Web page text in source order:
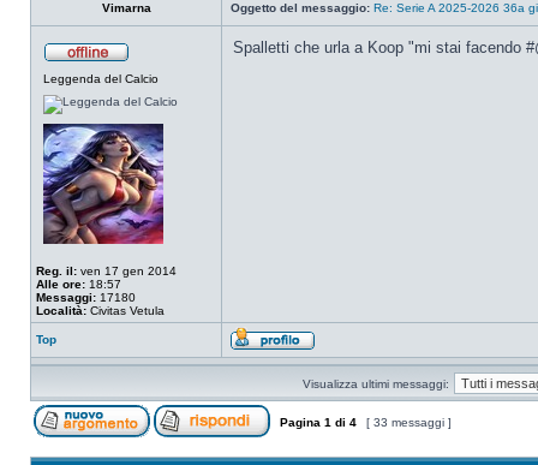
Vimarna Oggetto del messaggio: Re: Serie A 2025-2026 36a
Leggenda del Calcio
Reg. il: ven 17 gen 2014
Alle ore: 18:57
Messaggi: 17180
Località: Civitas Vetula
Spalletti che urla a Koop "mi stai facendo
Top
Visualizza ultimi messaggi:
Pagina 1 di 4 [ 33 messaggi ]